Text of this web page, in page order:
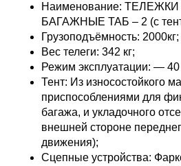
Наименование:
БАГАЖНЫЕ ТАБ – 2 (с
Грузоподъёмность: 2000кг;
Вес телеги: 342 кг;
Режим эксплуатации: — 40
Тент: Из износостойкого
приспособлениями для
багажа, и укладочного
внешней стороне
движения);
Сцепные устройства: